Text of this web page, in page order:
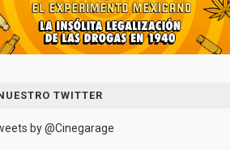
TWITTER
by @Cinegarage